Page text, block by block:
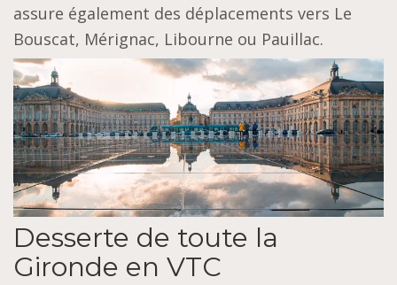
assure également des déplacements vers Le
Bouscat, Mérignac, Libourne ou Pauillac.
Desserte de toute la
Gironde en VTC